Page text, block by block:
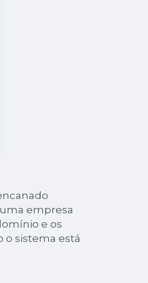
empresa
e os
o sistema está